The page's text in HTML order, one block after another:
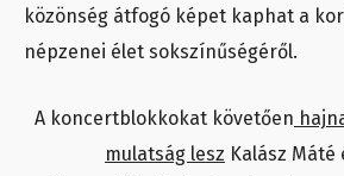
közönség átfogó képet kaphat a
népzenei élet sokszínűségéről.
A koncertblokkokat követően
mulatság lesz Kalász Máté